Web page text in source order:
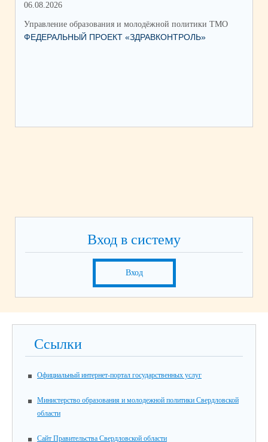
06.08.2026
Управление образования и молодёжной политики ТМО
ФЕДЕРАЛЬНЫЙ ПРОЕКТ «ЗДРАВКОНТРОЛЬ»
Вход в систему
Вход
Ссылки
Официальный интернет-портал государственных услуг
Министерство образования и молодежной политики Свердловской
области
Сайт Правительства Свердловской области